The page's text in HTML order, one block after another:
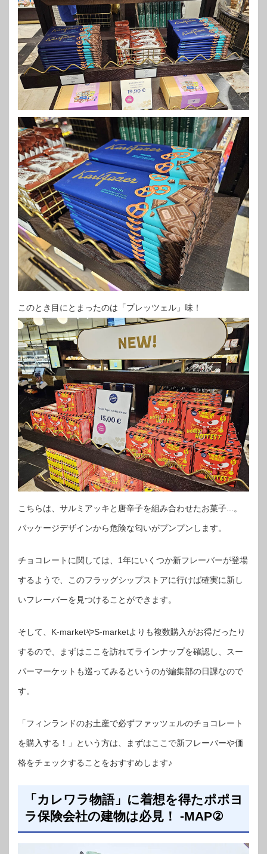
このとき目にとまったのは「プレッツェル」味！
こちらは、サルミアッキと唐辛子を組み合わせたお菓子...。
パッケージデザインから危険な匂いがプンプンします。
チョコレートに関しては、1年にいくつか新フレーバーが登場
するようで、このフラッグシップストアに行けば確実に新し
いフレーバーを見つけることができます。
そして、K-marketやS-marketよりも複数購入がお得だったり
するので、まずはここを訪れてラインナップを確認し、スー
パーマーケットも巡ってみるというのが編集部の日課なので
す。
「フィンランドのお土産で必ずファッツェルのチョコレート
を購入する！」という方は、まずはここで新フレーバーや価
格をチェックすることをおすすめします♪
「カレワラ物語」に着想を得たポポヨ
ラ保険会社の建物は必見！ -MAP②